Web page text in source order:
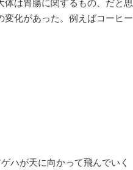
は胃腸に関するもの、だと思
変化があった。例えばコーヒー
ハが天に向かって飛んでいく